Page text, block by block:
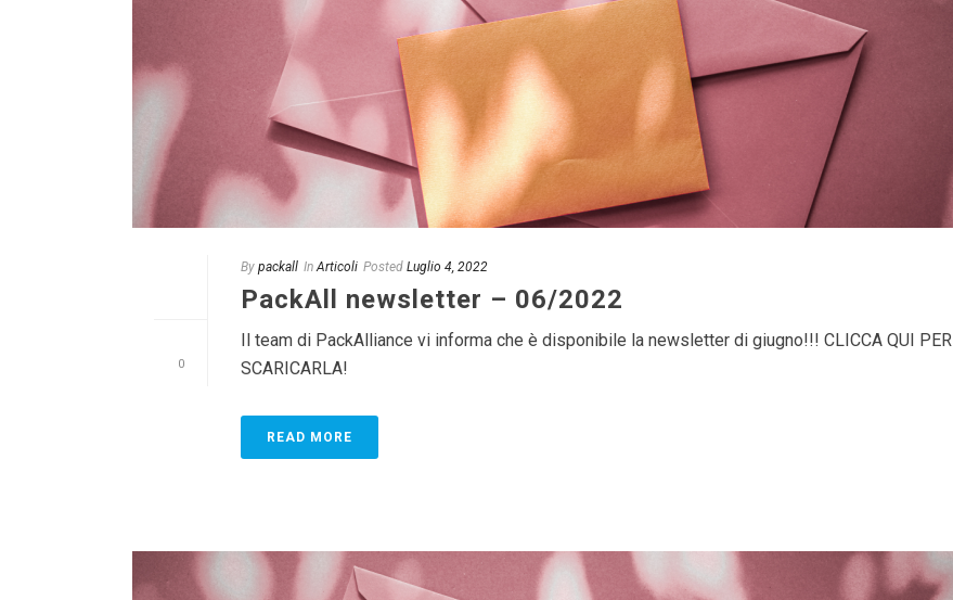
0
By packall In Articoli Posted Luglio 4, 2022
PackAll newsletter – 06/2022
Il team di PackAlliance vi informa che è disponibile la newsletter di giugno!!! CLICCA QUI PER
SCARICARLA!
READ MORE